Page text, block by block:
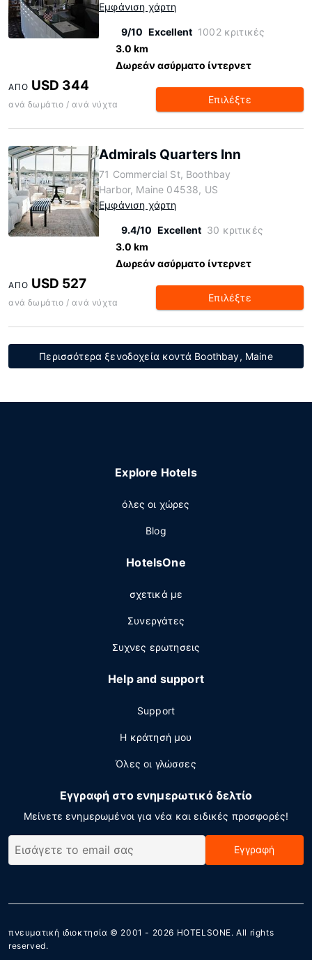
Εμφάνιση χάρτη
9/10 Excellent 1002 κριτικές
3.0 km
Δωρεάν ασύρματο ίντερνετ
ΑΠΌ USD 344
ανά δωμάτιο / ανά νύχτα Επιλέξτε
Admirals Quarters Inn
71 Commercial St, Boothbay
Harbor, Maine 04538, US
Εμφάνιση χάρτη
9.4/10 Excellent 30 κριτικές
3.0 km
Δωρεάν ασύρματο ίντερνετ
ΑΠΌ USD 527
ανά δωμάτιο / ανά νύχτα Επιλέξτε
Περισσότερα ξενοδοχεία κοντά Boothbay, Maine
Explore Hotels
όλες οι χώρες
Blog
HotelsOne
σχετικά με
Συνεργάτες
Συχνες ερωτησεις
Help and support
Support
Η κράτησή μου
Όλες οι γλώσσες
Εγγραφή στο ενημερωτικό δελτίο
Μείνετε ενημερωμένοι για νέα και ειδικές προσφορές!
Εγγραφή
πνευματική ιδιοκτησία © 2001 - 2026 HOTELSONE. All rights
reserved.